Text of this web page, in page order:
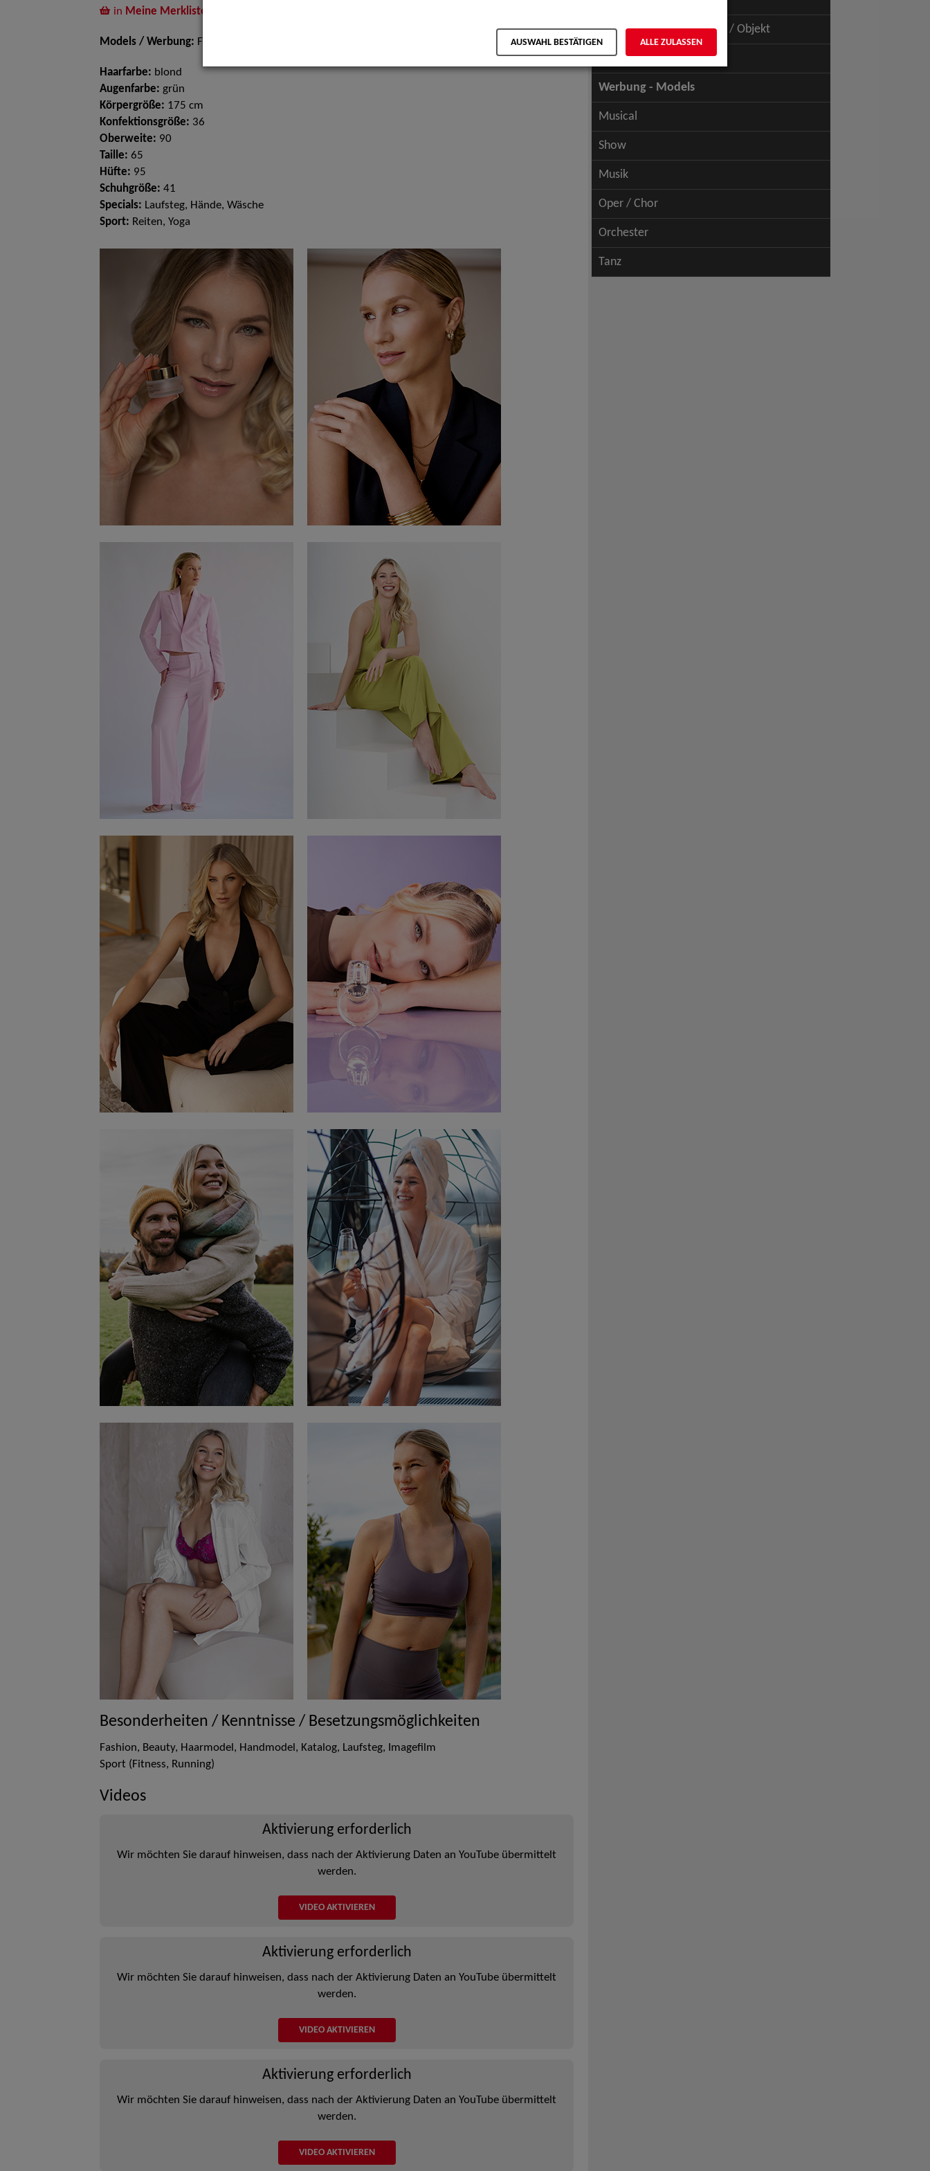
in Meine Merkliste
Models / Werbung: Fotomodell
Haarfarbe: blond
Augenfarbe: grün
Körpergröße: 175 cm
Konfektionsgröße: 36
Oberweite: 90
Taille: 65
Hüfte: 95
Schuhgröße: 41
Specials: Laufsteg, Hände, Wäsche
Sport: Reiten, Yoga
Besonderheiten / Kenntnisse / Besetzungsmöglichkeiten
Fashion, Beauty, Haarmodel, Handmodel, Katalog, Laufsteg, Imagefilm
Sport (Fitness, Running)
Videos
Aktivierung erforderlich
Wir möchten Sie darauf hinweisen, dass nach der Aktivierung Daten an YouTube übermittelt
werden.
VIDEO AKTIVIEREN
Aktivierung erforderlich
Wir möchten Sie darauf hinweisen, dass nach der Aktivierung Daten an YouTube übermittelt
werden.
VIDEO AKTIVIEREN
Aktivierung erforderlich
Wir möchten Sie darauf hinweisen, dass nach der Aktivierung Daten an YouTube übermittelt
werden.
VIDEO AKTIVIEREN
Schauspiel - Figur / Puppe / Objekt
Werbung - Talents
Werbung - Models
Musical
Show
Musik
Oper / Chor
Orchester
Tanz
AUSWAHL BESTÄTIGEN ALLE ZULASSEN